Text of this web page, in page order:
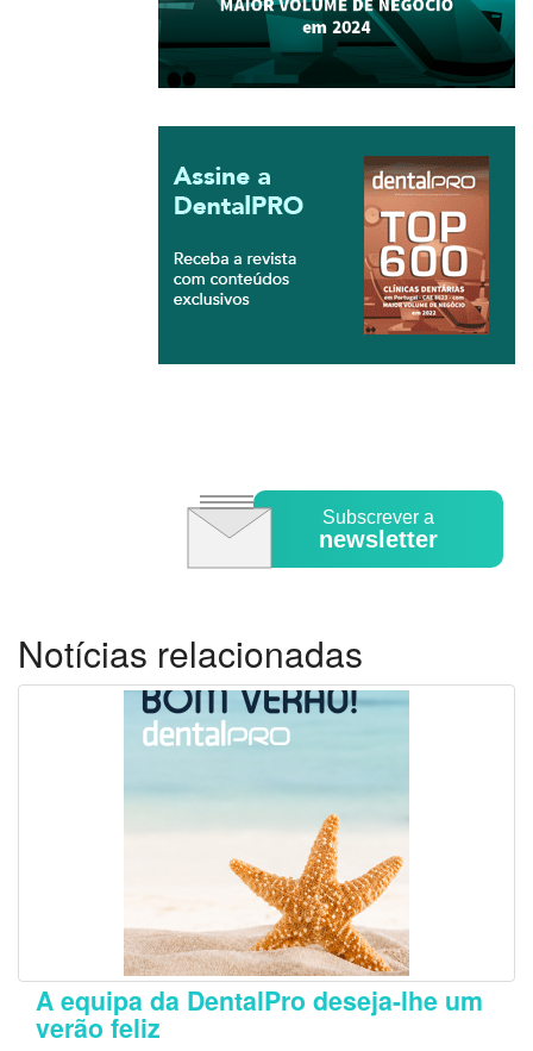
Subscrever a
newsletter
Notícias relacionadas
A equipa da DentalPro deseja-lhe um
verão feliz